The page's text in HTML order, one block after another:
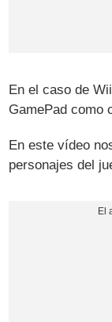
En el caso de
GamePad como
En este vídeo
personajes del